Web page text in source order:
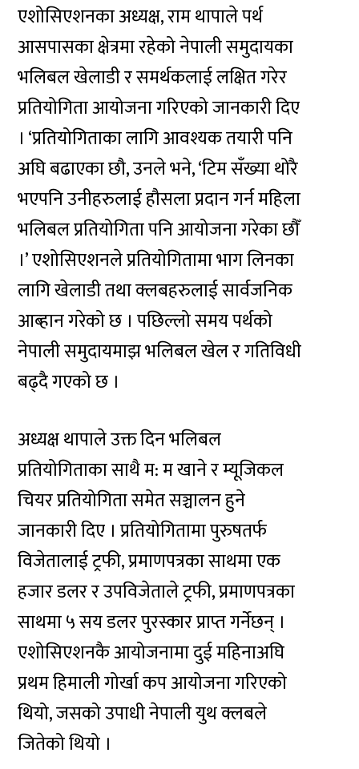
एशोसिएशनका अध्यक्ष, राम थापाले पर्थ
आसपासका क्षेत्रमा रहेको नेपाली समुदायका
भलिबल खेलाडी र समर्थकलाई लक्षित गरेर
प्रतियोगिता आयोजना गरिएको जानकारी दिए
। ‘प्रतियोगिताका लागि आवश्यक तयारी पनि
अघि बढाएका छौ, उनले भने, ‘टिम सँख्या थोरै
भएपनि उनीहरुलाई हौसला प्रदान गर्न महिला
भलिबल प्रतियोगिता पनि आयोजना गरेका छौँ
।’ एशोसिएशनले प्रतियोगितामा भाग लिनका
लागि खेलाडी तथा क्लबहरुलाई सार्वजनिक
आब्हान गरेको छ । पछिल्लो समय पर्थको
नेपाली समुदायमाझ भलिबल खेल र गतिविधी
बढ्दै गएको छ ।
अध्यक्ष थापाले उक्त दिन भलिबल
प्रतियोगिताका साथै म: म खाने र म्यूजिकल
चियर प्रतियोगिता समेत सञ्चालन हुने
जानकारी दिए । प्रतियोगितामा पुरुषतर्फ
विजेतालाई ट्रफी, प्रमाणपत्रका साथमा एक
हजार डलर र उपविजेताले ट्रफी, प्रमाणपत्रका
साथमा ५ सय डलर पुरस्कार प्राप्त गर्नेछन् ।
एशोसिएशनकै आयोजनामा दुई महिनाअघि
प्रथम हिमाली गोर्खा कप आयोजना गरिएको
थियो, जसको उपाधी नेपाली युथ क्लबले
जितेको थियो ।